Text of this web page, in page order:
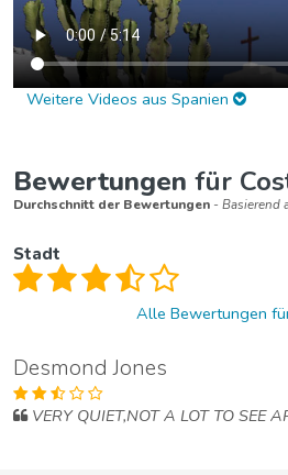
Weitere Videos aus Spanien
Bewertungen für
Durchschnitt der Bewertungen - Basierend
Stadt
Alle Bewertungen
Desmond Jones
VERY QUIET,NOT A LOT TO SEE